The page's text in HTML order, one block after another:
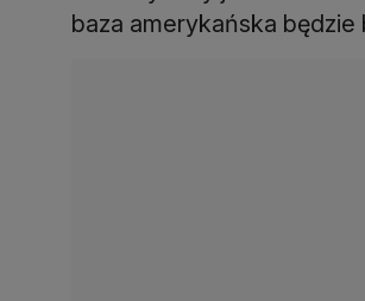
baza amerykańska będzie